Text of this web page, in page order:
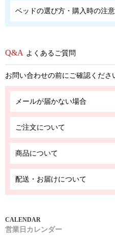
ベッドの選び方・購入時の注
よくあるご質問
お問い合わせの前にご確認くださ
メールが届かない場合
ご注文について
商品について
配送・お届けについて
営業日カレンダー